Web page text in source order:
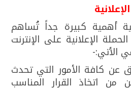
أهمية كبيرة جداً تُساهم
الإعلانية على الإنترنت
الأتي:-
عن كافة الأمور التي تحدث
من اتخاذ القرار المناسب